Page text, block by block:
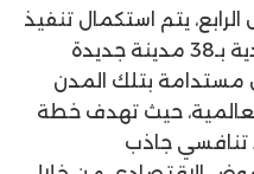
يتم استكمال تنفيذ
المشروعات السكنية والاقتصادية بـ38 مدينة جديدة
مستدامة بتلك المدن
حيث تهدف خطة
تنافسي جاذب